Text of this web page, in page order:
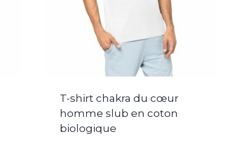
T-shirt chakra du cœur
homme slub en coton
biologique